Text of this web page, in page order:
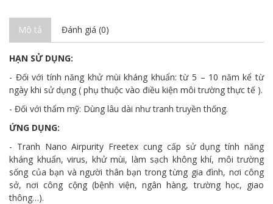
Mô tả Đánh giá (0)
HẠN SỬ DỤNG:
- Đối với tính năng khử mùi kháng khuẩn: từ 5 – 10 năm kể từ
ngày khi sử dụng ( phụ thuộc vào điều kiện môi trường thực tế ).
- Đối với thẩm mỹ: Dùng lâu dài như tranh truyền thống.
ỨNG DỤNG:
- Tranh Nano Airpurity Freetex cung cấp sử dụng tính năng
kháng khuẩn, virus, khử mùi, làm sạch không khí, môi trường
sống của bạn và người thân bạn trong từng gia đình, nơi công
sở, nơi công cộng (bệnh viện, ngân hàng, trường học, giao
thông…).